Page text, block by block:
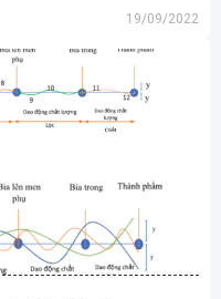
19/09/2022